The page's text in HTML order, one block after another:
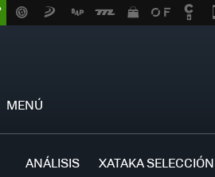
MENÚ
ANÁLISIS XATAKA SELECCIÓN